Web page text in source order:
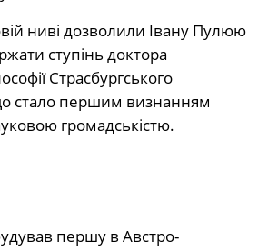
ниві дозволили Івану Пулюю
ступінь доктора
Страсбургського
стало першим визнанням
громадськістю.
першу в Австро-